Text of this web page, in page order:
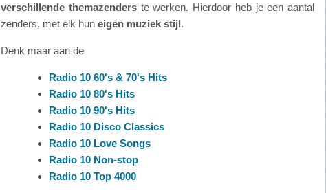
verschillende themazenderste werken. Hierdoor heb je een aantal
zenders, met elk hun eigen muziek stijl.
Denk maar aan de
Radio 10 60's & 70's Hits
Radio 10 80's Hits
Radio 10 90's Hits
Radio 10 Disco Classics
Radio 10 Love Songs
Radio 10 Non-stop
Radio 10 Top 4000